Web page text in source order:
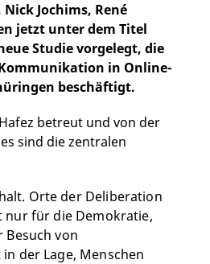
Jochims, René
jetzt unter dem Titel
Studie vorgelegt, die
in Online-
beschäftigt.
betreut und von der
sind die zentralen
Orte der Deliberation
nur für die Demokratie,
von
der Lage, Menschen